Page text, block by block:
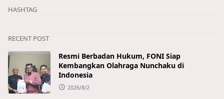
HASHTAG
RECENT POST
Resmi Berbadan Hukum, FONI Siap
Kembangkan Olahraga Nunchaku di
Indonesia
2026/8/2